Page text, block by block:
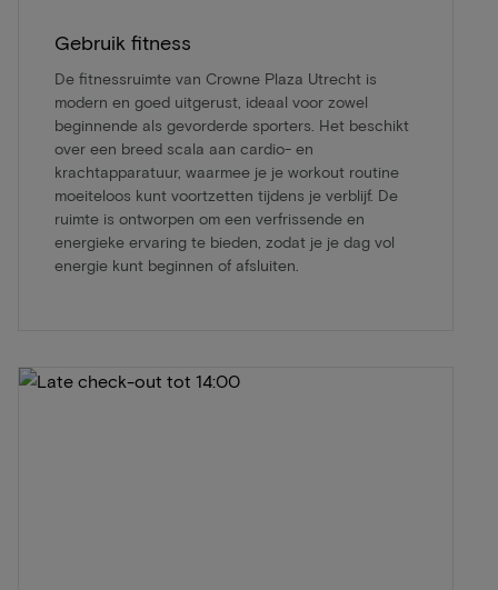
Gebruik fitness
De fitnessruimte van Crowne Plaza Utrecht is
modern en goed uitgerust, ideaal voor zowel
beginnende als gevorderde sporters. Het beschikt
over een breed scala aan cardio- en
krachtapparatuur, waarmee je je workout routine
moeiteloos kunt voortzetten tijdens je verblijf. De
ruimte is ontworpen om een verfrissende en
energieke ervaring te bieden, zodat je je dag vol
energie kunt beginnen of afsluiten.